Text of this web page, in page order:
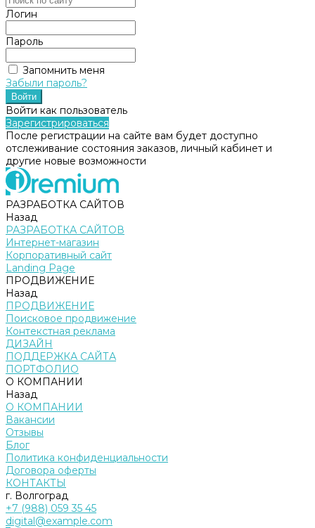
Логин
Пароль
Запомнить меня
Забыли пароль?
Войти как пользователь
Зарегистрироваться
После регистрации на сайте вам будет доступно
отслеживание состояния заказов, личный кабинет и
другие новые возможности
РАЗРАБОТКА САЙТОВ
Назад
РАЗРАБОТКА САЙТОВ
Интернет-магазин
Корпоративный сайт
Landing Page
ПРОДВИЖЕНИЕ
Назад
ПРОДВИЖЕНИЕ
Поисковое продвижение
Контекстная реклама
ДИЗАЙН
ПОДДЕРЖКА САЙТА
ПОРТФОЛИО
О КОМПАНИИ
Назад
О КОМПАНИИ
Вакансии
Отзывы
Блог
Политика конфиденциальности
Договора оферты
КОНТАКТЫ
г. Волгоград
+7 (988) 059 35 45
digital@example.com